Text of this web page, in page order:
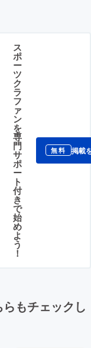
ス
ポ
ー
ツ
ク
ラ
フ
ァ
ン
を
専
門
サ
ポ
ー
ト
付
き
で
始
め
よ
う
！
無料 掲載
もチェックし